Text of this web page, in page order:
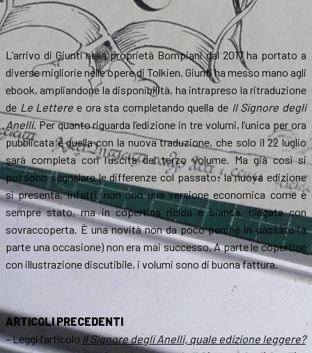
L’arrivo di Giunti nella proprietà Bompiani dal 2017 ha portato a
diverse migliorie nelle opere di Tolkien. Giunti ha messo mano agli
ebook, ampliandone la disponibilità, ha intrapreso la ritraduzione
de Le Lettere e ora sta completando quella de Il Signore degli
Anelli. Per quanto riguarda l’edizione in tre volumi, l’unica per ora
pubblicata è quella con la nuova traduzione, che solo il 22 luglio
sarà completa con l’uscita del terzo volume. Ma già così si
possono segnalare le differenze col passato: la nuova edizione
si presenta, infatti, non con una versione economica come è
sempre stato, ma in copertina rigida e bianca, rilegata con
sovraccoperta. È una novità non da poco perché in passato (a
parte una occasione) non era mai successo. A parte le copertine
con illustrazione discutibile, i volumi sono di buona fattura.
ARTICOLI PRECEDENTI
– Leggi l’articolo Il Signore degli Anelli, quale edizione leggere?